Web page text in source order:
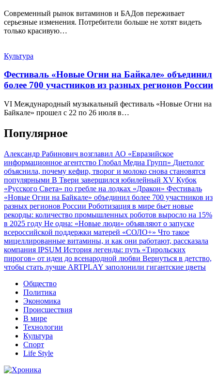
Современный рынок витаминов и БАДов переживает
серьезные изменения. Потребители больше не хотят видеть
только красивую…
Культура
Фестиваль «Новые Огни на Байкале» объединил
более 700 участников из разных регионов России
VI Международный музыкальный фестиваль «Новые Огни на
Байкале» прошел с 22 по 26 июля в…
Популярное
Александр Рабинович возглавил АО «Евразийское
информационное агентство Глобал Медиа Групп» Диетолог
объяснила, почему кефир, творог и молоко снова становятся
популярными В Твери завершился юбилейный XV Кубок
«Русского Света» по гребле на лодках «Дракон» Фестиваль
«Новые Огни на Байкале» объединил более 700 участников из
разных регионов России Роботизация в мире бьет новые
рекорды: количество промышленных роботов выросло на 15%
в 2025 году Не одна: «Новые люди» объявляют о запуске
всероссийской поддержки матерей «СОЛО+» Что такое
мицеллированные витамины, и как они работают, рассказала
компания IPSUM История легенды: путь «Тирольских
пирогов» от идеи до всенародной любви Вернуться в детство,
чтобы стать лучше ARTPLAY заполонили гигантские цветы
Общество
Политика
Экономика
Происшествия
В мире
Технологии
Культура
Спорт
Life Style